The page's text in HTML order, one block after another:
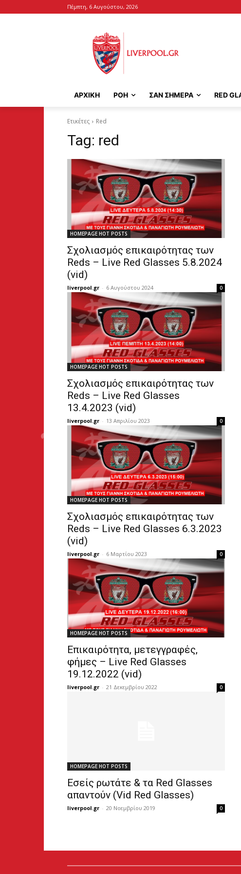
Πέμπτη, 6 Αυγούστου, 2026
ΑΡΧΙΚΉ ΡΟΗ ΣΑΝ ΣΗΜΕΡΑ RED
Ετικέτες Red
Tag: red
HOMEPAGE HOT POSTS
Σχολιασμός επικαιρότητας των
Reds – Live Red Glasses 5.8.2024
(vid)
liverpool.gr - 6 Αυγούστου 2024 0
HOMEPAGE HOT POSTS
Σχολιασμός επικαιρότητας των
Reds – Live Red Glasses
13.4.2023 (vid)
liverpool.gr - 13 Απριλίου 2023 0
HOMEPAGE HOT POSTS
Σχολιασμός επικαιρότητας των
Reds – Live Red Glasses 6.3.2023
(vid)
liverpool.gr - 6 Μαρτίου 2023 0
HOMEPAGE HOT POSTS
Επικαιρότητα, μετεγγραφές,
φήμες – Live Red Glasses
19.12.2022 (vid)
liverpool.gr - 21 Δεκεμβρίου 2022 0
HOMEPAGE HOT POSTS
Εσείς ρωτάτε & τα Red Glasses
απαντούν (Vid Red Glasses)
liverpool.gr - 20 Νοεμβρίου 2019 0